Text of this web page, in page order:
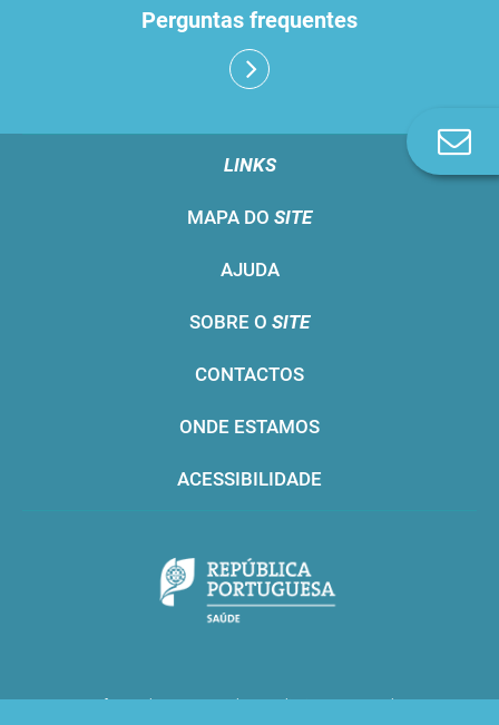
Perguntas frequentes
LINKS
MAPA DO SITE
AJUDA
SOBRE O SITE
CONTACTOS
ONDE ESTAMOS
ACESSIBILIDADE
Infarmed © 2016. Todos os direitos reservados